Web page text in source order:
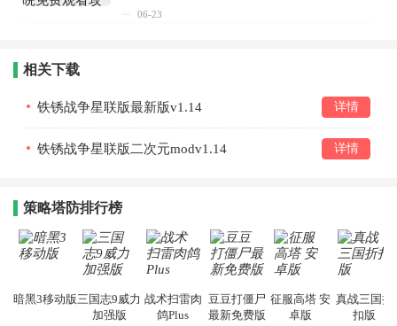
06-23
相关下载
铁锈战争星联版最新版v1.14 详情
铁锈战争星联版二次元modv1.14 详情
策略塔防排行榜
暗黑3移动版三国志9威力
加强版
战术扫雷肉
鸽Plus
豆豆打僵尸
最新免费版
征服高塔 安
卓版
真战三国折
扣版